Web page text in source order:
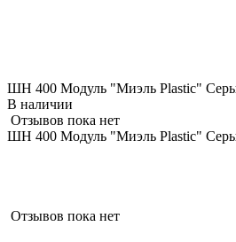
ШН 400 Модуль "Миэль Plastic"
В наличии
Отзывов пока нет
ШН 400 Модуль "Миэль Plastic"
Отзывов пока нет